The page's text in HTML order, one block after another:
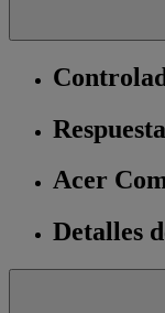
Acer
Detalles